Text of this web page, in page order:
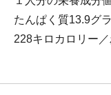
たんぱく質13.9グ
228キロカロリー